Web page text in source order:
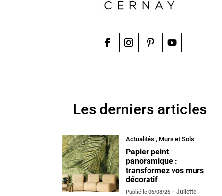
Les derniers articles
Actualités , Murs et Sols
Papier peint
panoramique :
transformez vos murs
décoratif
Publié le 06/08/26 Juliette